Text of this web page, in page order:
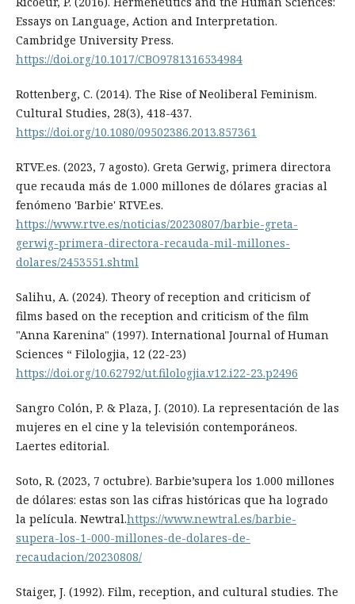
Essays on Language, Action and Interpretation.
Cambridge University Press.
https://doi.org/10.1017/CBO9781316534984
Rottenberg, C. (2014). The Rise of Neoliberal Feminism.
Cultural Studies, 28(3), 418-437.
https://doi.org/10.1080/09502386.2013.857361
RTVE.es. (2023, 7 agosto). Greta Gerwig, primera directora
que recauda más de 1.000 millones de dólares gracias al
fenómeno 'Barbie' RTVE.es.
https://www.rtve.es/noticias/20230807/barbie-greta-
gerwig-primera-directora-recauda-mil-millones-
dolares/2453551.shtml
Salihu, A. (2024). Theory of reception and criticism of
films based on the reception and criticism of the film
"Anna Karenina" (1997). International Journal of Human
Sciences “ Filologjia, 12 (22-23)
https://doi.org/10.62792/ut.filologjia.v12.i22-23.p2496
Sangro Colón, P. & Plaza, J. (2010). La representación de las
mujeres en el cine y la televisión contemporáneos.
Laertes editorial.
Soto, R. (2023, 7 octubre). Barbie’supera los 1.000 millones
de dólares: estas son las cifras históricas que ha logrado
la película. Newtral.https://www.newtral.es/barbie-
supera-los-1-000-millones-de-dolares-de-
recaudacion/20230808/
Staiger, J. (1992). Film, reception, and cultural studies. The